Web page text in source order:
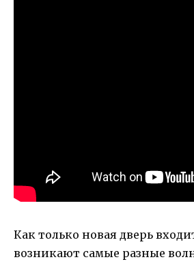
Как только новая дверь
возникают самые разные